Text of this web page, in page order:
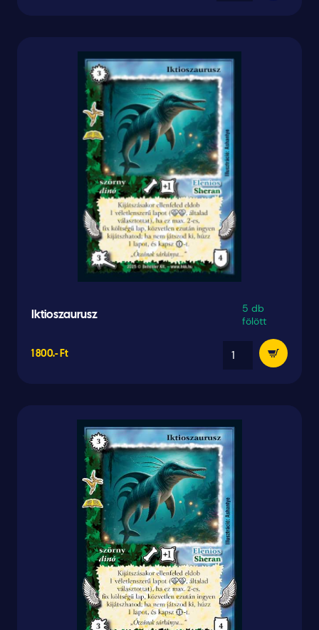
Iktioszaurusz
5 db
fölött
1 800.- Ft